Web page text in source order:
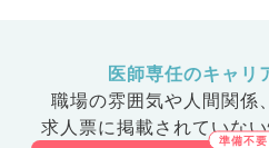
医師専任のキャリ
職場の雰囲気や人間関係、
求人票に掲載されていな